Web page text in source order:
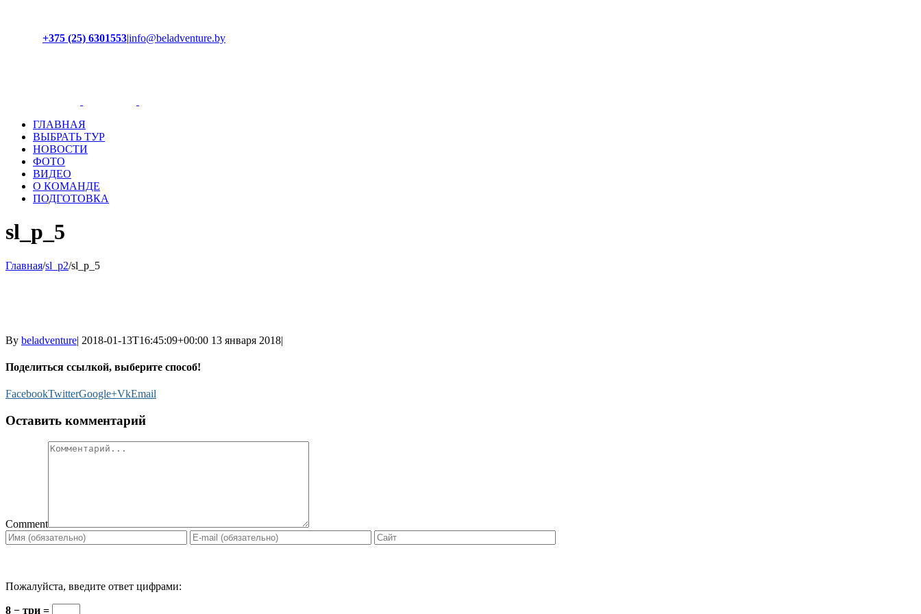
+375 (25) 6301553|info@beladventure.by
ГЛАВНАЯ
ВЫБРАТЬ ТУР
НОВОСТИ
ФОТО
ВИДЕО
О КОМАНДЕ
ПОДГОТОВКА
sl_p_5
Главная/sl_p2/sl_p_5
By beladventure| 2018-01-13T16:45:09+00:00 13 января 2018|
Поделиться ссылкой, выберите способ!
FacebookTwitterGoogle+VkEmail
Оставить комментарий
Comment
Пожалуйста, введите ответ цифрами:
8 − три =